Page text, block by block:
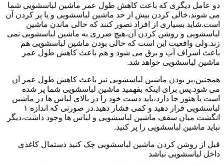
دو عامل دیگری که باعث کاهش طول عمر ماشین لباسشویی شما
می شوند،خالی کردن بیش از حد ماشین لباسشویی و یا پر کردن آن
است.شاید بسیاری از افراد تصور کنند که خالی ماندن ماشین
لباسشویی و روشن کردن آن،هیچ ضرری به ماشین لباسشویی نمی
زند.ولی واقعیت این است که خالی بودن ماشین لباسشویی هم
باعث اسراف آب و برق می شود و هم باعث کاهش طول عمر
ماشین لباسشویی خواهد شد.
همچنین،پر بودن ماشین لباسشویی نیز باعث کاهش طول عمر آن
می شود.پس برای اینکه بفهمید ماشین لباسشویی شما پر شده
است یا هنوز جا دارد،باید دست خود را در بالای لباس ها در ماشین
لباسشویی قرار دهید و کمی فشار دهید.در صورتی که اندازه ۱
انگشت میان سقف ماشین لباسشویی و لباس ها وجود داشت،دیگر
نباید ماشین لباسشویی را پر کنید.
قبل از روشن کردن ماشین لباسشویی چک کنید ذستمال کاغذی
داخل لباسشویی نباشد